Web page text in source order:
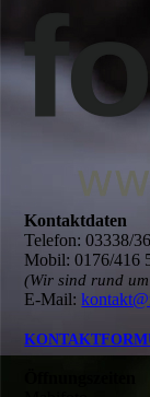
Kontaktdaten
Telefon: 03338/
Mobil: 0176/416
(Wir sind rund
E-Mail: